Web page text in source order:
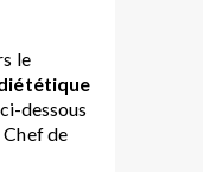
le
dessous
Chef de